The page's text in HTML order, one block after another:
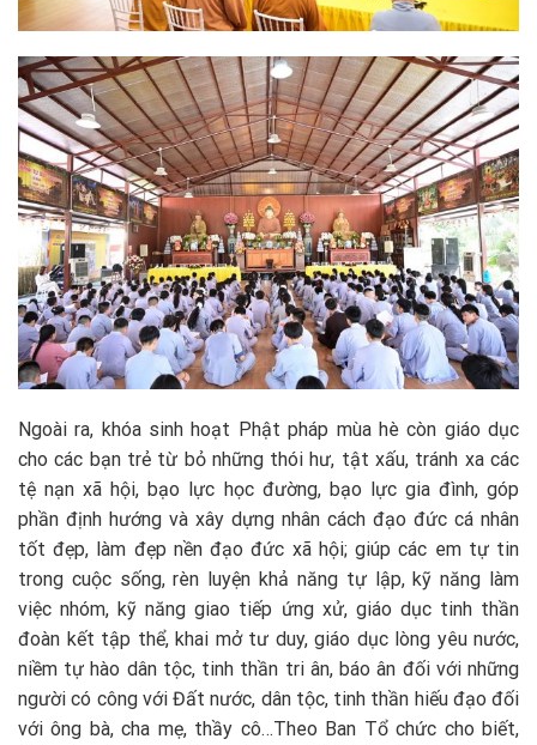
Ngoài ra, khóa sinh hoạt Phật pháp mùa hè còn giáo dục
cho các bạn trẻ từ bỏ những thói hư, tật xấu, tránh xa các
tệ nạn xã hội, bạo lực học đường, bạo lực gia đình, góp
phần định hướng và xây dựng nhân cách đạo đức cá nhân
tốt đẹp, làm đẹp nền đạo đức xã hội; giúp các em tự tin
trong cuộc sống, rèn luyện khả năng tự lập, kỹ năng làm
việc nhóm, kỹ năng giao tiếp ứng xử, giáo dục tinh thần
đoàn kết tập thể, khai mở tư duy, giáo dục lòng yêu nước,
niềm tự hào dân tộc, tinh thần tri ân, báo ân đối với những
người có công với Đất nước, dân tộc, tinh thần hiếu đạo đối
với ông bà, cha mẹ, thầy cô…Theo Ban Tổ chức cho biết,